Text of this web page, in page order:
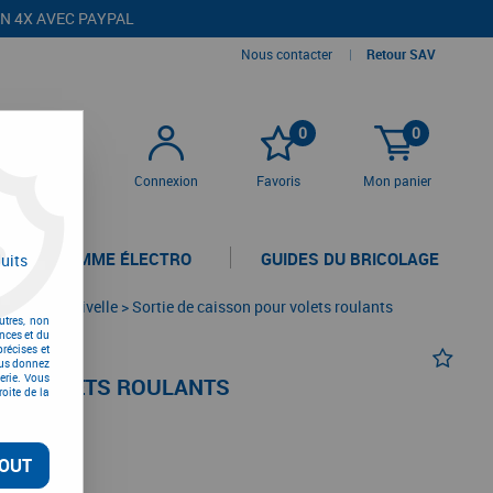
4X AVEC PAYPAL
Nous contacter | Retour SAV
Connexion
0
Favoris
0
Mon panier
LA GAMME ÉLECTRO GUIDES DU BRICOLAGE
par manivelle >Sortie de caisson pour volets roulants
VOLETS ROULANTS
non
et du
et
donnez
Vous
de la